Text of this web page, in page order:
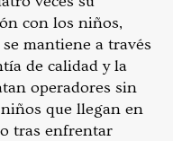
con los niños,
mantiene a través
de calidad y la
operadores sin
que llegan en
tras enfrentar